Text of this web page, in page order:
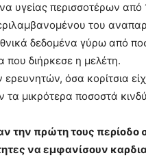
υγείας περισσοτέρων
του
δεδομένα γύρω από
που διήρκεσε η μελέτη.
όσα κορίτσια
τα μικρότερα ποσοστά
την πρώτη τους περίοδο
να εμφανίσουν